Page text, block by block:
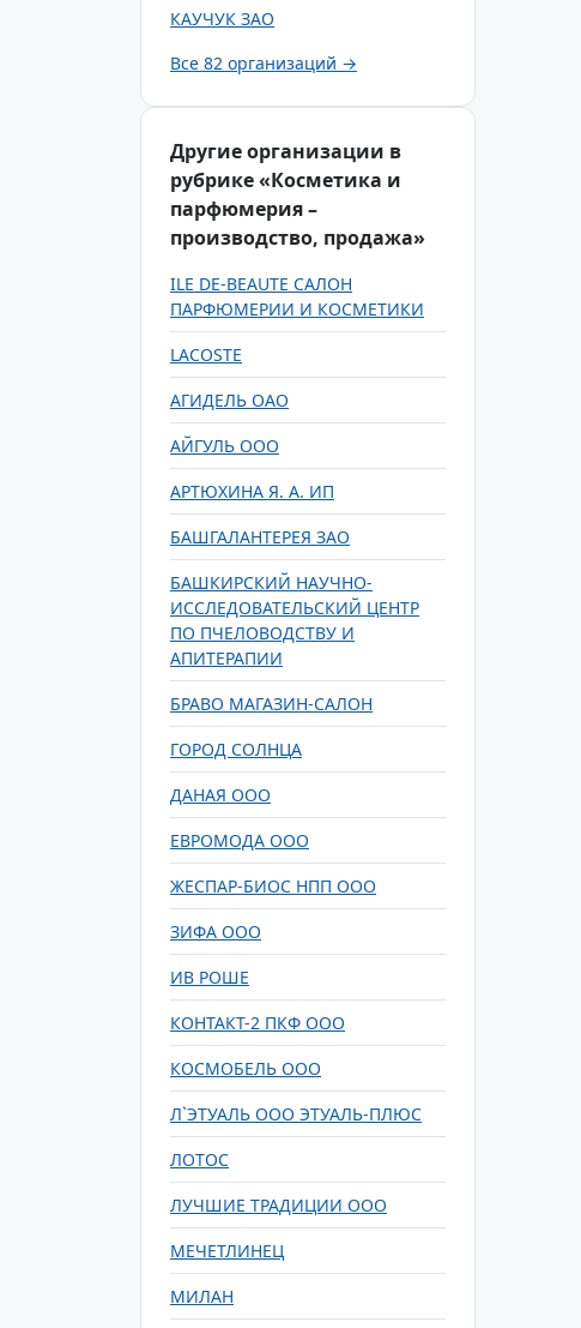
КАУЧУК ЗАО
Все 82 организаций →
Другие организации в
рубрике «Косметика и
парфюмерия –
производство, продажа»
ILE DE-BEAUTE САЛОН
ПАРФЮМЕРИИ И КОСМЕТИКИ
LACOSTE
АГИДЕЛЬ ОАО
АЙГУЛЬ ООО
АРТЮХИНА Я. А. ИП
БАШГАЛАНТЕРЕЯ ЗАО
БАШКИРСКИЙ НАУЧНО-
ИССЛЕДОВАТЕЛЬСКИЙ ЦЕНТР
ПО ПЧЕЛОВОДСТВУ И
АПИТЕРАПИИ
БРАВО МАГАЗИН-САЛОН
ГОРОД СОЛНЦА
ДАНАЯ ООО
ЕВРОМОДА ООО
ЖЕСПАР-БИОС НПП ООО
ЗИФА ООО
ИВ РОШЕ
КОНТАКТ-2 ПКФ ООО
КОСМОБЕЛЬ ООО
Л`ЭТУАЛЬ ООО ЭТУАЛЬ-ПЛЮС
ЛОТОС
ЛУЧШИЕ ТРАДИЦИИ ООО
МЕЧЕТЛИНЕЦ
МИЛАН